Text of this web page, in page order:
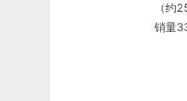
（约
销量